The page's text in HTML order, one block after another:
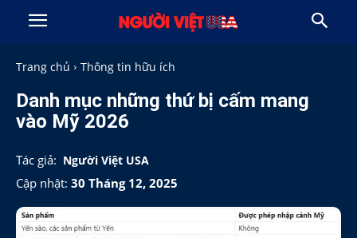
Trang chủ Thông tin hữu ích
Danh mục những thứ bị cấm mang
vào Mỹ 2026
Tác giả: Người Việt USA
Cập nhật: 30 Tháng 12, 2025